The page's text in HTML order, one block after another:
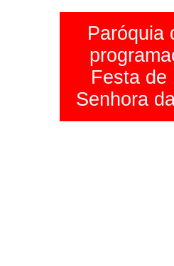
Paróquia
Festa de
Senhora